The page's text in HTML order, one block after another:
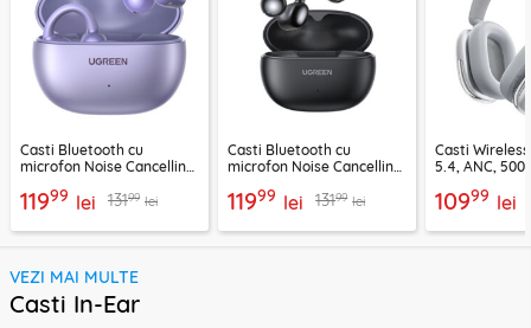
Casti Bluetooth cu
microfon Noise Cancelling
11999 lei 13199 lei
Casti Bluetooth cu
microfon Noise Cancelling
11999 lei 13199 lei
Casti
5.4, ANC,
10999 lei
VEZI MAI MULTE
Casti In-Ear